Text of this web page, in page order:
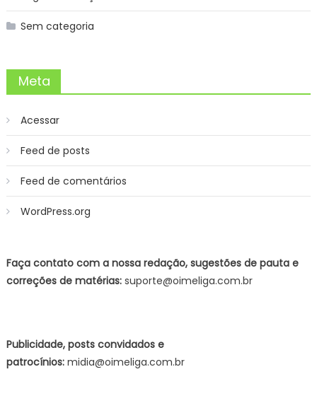
Sem categoria
Meta
Acessar
Feed de posts
Feed de comentários
WordPress.org
Faça contato com a nossa redação, sugestões de pauta e
correções de matérias:suporte@oimeliga.com.br
Publicidade, posts convidados e
patrocínios:midia@oimeliga.com.br